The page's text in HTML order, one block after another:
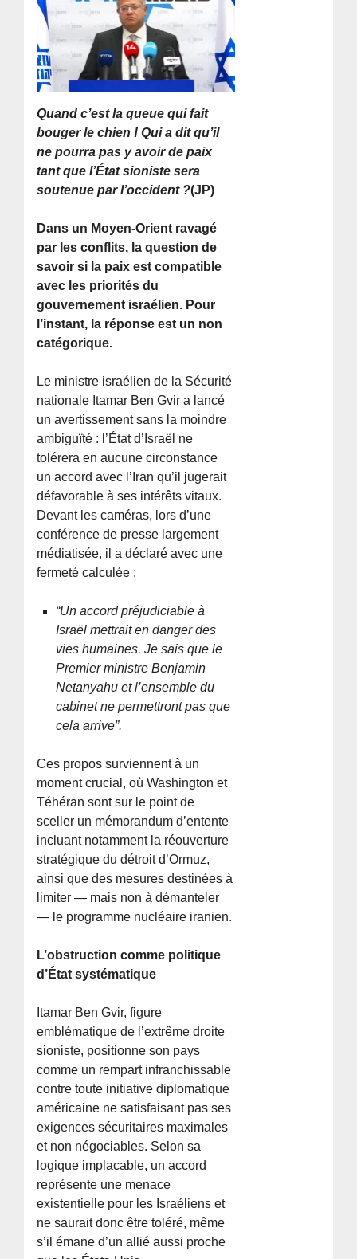
Quand c’est la queue qui fait
bouger le chien ! Qui a dit qu’il
ne pourra pas y avoir de paix
tant que l’État sioniste sera
soutenue par l’occident ?(JP)
Dans un Moyen-Orient ravagé
par les conflits, la question de
savoir si la paix est compatible
avec les priorités du
gouvernement israélien. Pour
l’instant, la réponse est un non
catégorique.
Le ministre israélien de la Sécurité
nationale Itamar Ben Gvir a lancé
un avertissement sans la moindre
ambiguïté : l’État d’Israël ne
tolérera en aucune circonstance
un accord avec l’Iran qu’il jugerait
défavorable à ses intérêts vitaux.
Devant les caméras, lors d’une
conférence de presse largement
médiatisée, il a déclaré avec une
fermeté calculée :
“Un accord préjudiciable à
Israël mettrait en danger des
vies humaines. Je sais que le
Premier ministre Benjamin
Netanyahu et l’ensemble du
cabinet ne permettront pas que
cela arrive”.
Ces propos surviennent à un
moment crucial, où Washington et
Téhéran sont sur le point de
sceller un mémorandum d’entente
incluant notamment la réouverture
stratégique du détroit d’Ormuz,
ainsi que des mesures destinées à
limiter — mais non à démanteler
— le programme nucléaire iranien.
L’obstruction comme politique
d’État systématique
Itamar Ben Gvir, figure
emblématique de l’extrême droite
sioniste, positionne son pays
comme un rempart infranchissable
contre toute initiative diplomatique
américaine ne satisfaisant pas ses
exigences sécuritaires maximales
et non négociables. Selon sa
logique implacable, un accord
représente une menace
existentielle pour les Israéliens et
ne saurait donc être toléré, même
s’il émane d’un allié aussi proche